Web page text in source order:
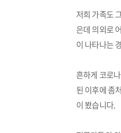
저희 가족도
은데 의외로
이 나타나는
흔하게 코로
된 이후에 좀
이 봤습니다.